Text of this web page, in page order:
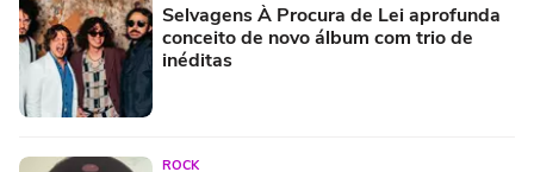
Selvagens À Procura de Lei aprofunda
conceito de novo álbum com trio de
inéditas
ROCK